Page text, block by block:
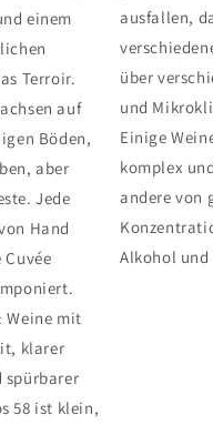
einem
Terroir.
auf
Böden,
aber
Jede
Hand
Cuvée
Weine mit
klarer
spürbarer
58 ist klein,
ausfallen,
über
und
Einige
komplex
andere von
Alkohol und